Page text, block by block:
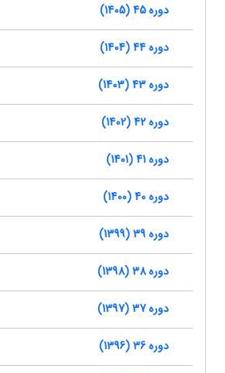
دوره 45 (1405)
دوره 44 (1404)
دوره 43 (1403)
دوره 42 (1402)
دوره 41 (1401)
دوره 40 (1400)
دوره 39 (1399)
دوره 38 (1398)
دوره 37 (1397)
دوره 36 (1396)